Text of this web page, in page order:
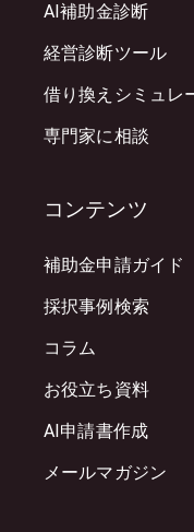
AI補助金診断
経営診断ツール
借り換えシミュレ
専門家に相談
コンテンツ
補助金申請ガイド
採択事例検索
コラム
お役立ち資料
AI申請書作成
メールマガジン